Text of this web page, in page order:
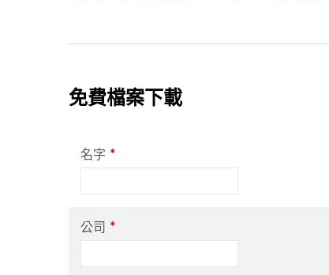
免費檔案下載
名字 *
公司 *